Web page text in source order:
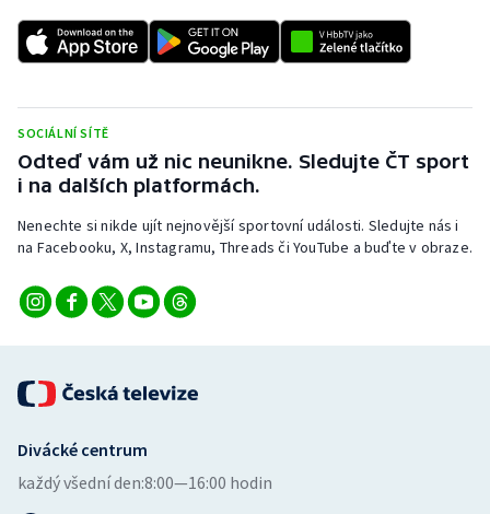
Short track
Stolní tenis
Triatlon
Veslování
Vodní slalom
Ostatní
SOCIÁLNÍ SÍTĚ
Odteď vám už nic neunikne. Sledujte ČT sport
i na dalších platformách.
Nenechte si nikde ujít nejnovější sportovní události. Sledujte nás i
na Facebooku, X, Instagramu, Threads či YouTube a buďte v obraze.
Divácké centrum
každý všední den:8:00—16:00 hodin